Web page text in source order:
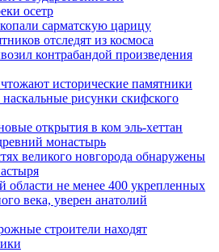
осетр
сарматскую царицу
отследят из космоса
контрабандой произведения
исторические памятники
рисунки скифского
открытия в ком эль-хеттан
монастырь
великого новгорода обнаружены
области не менее 400 укрепленных
века, уверен анатолий
строители находят